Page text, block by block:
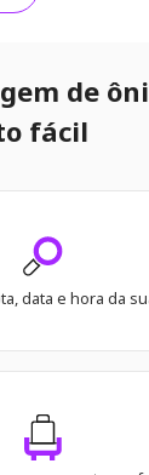
de
fácil
data e hora da